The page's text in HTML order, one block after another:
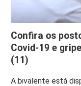
Confira os
Covid-19 e
(11)
A bivalente está